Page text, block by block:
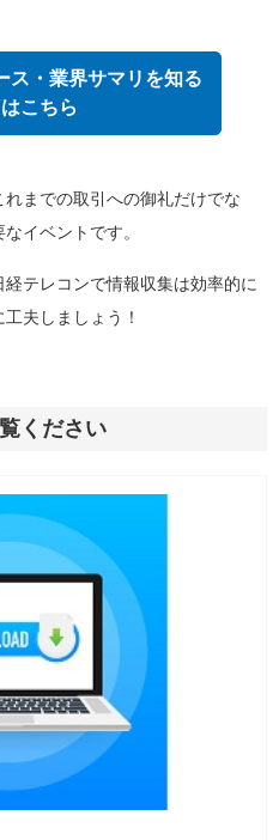
ス・業界サマリを知る
こちら
までの取引への御礼だけでな
イベントです。
テレコンで情報収集は効率的に
夫しましょう！
ください